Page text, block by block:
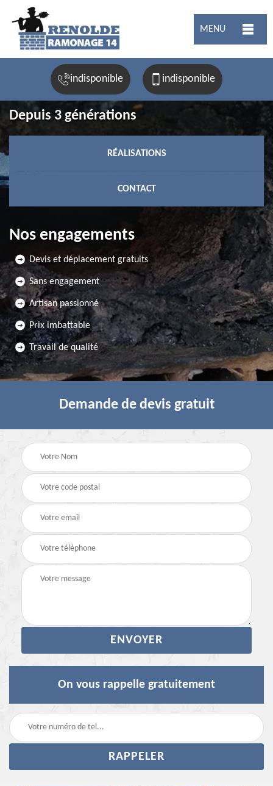
MENU
indisponible indisponible
Depuis 3 générations
RÉALISATIONS
CONTACT
Nos engagements
Devis et déplacement gratuits
Sans engagement
Artisan passionné
Prix imbattable
Travail de qualité
Demande de devis gratuit
On vous rappelle gratuitement